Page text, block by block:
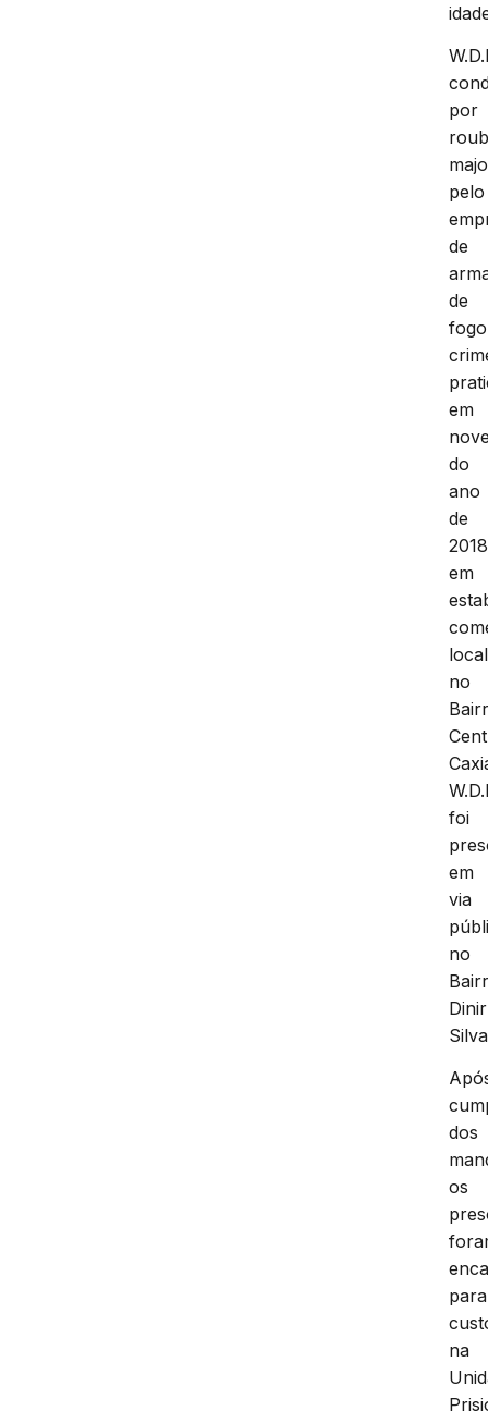
por
pelo
de
de
em
do
ano
de
em
no
foi
em
via
no
Dinir
dos
os
para
na